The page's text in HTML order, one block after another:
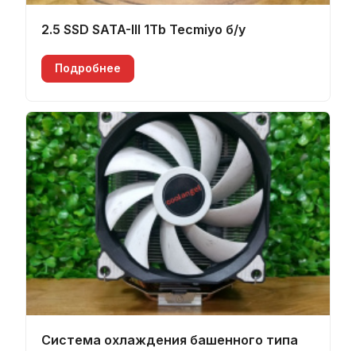
2.5 SSD SATA-III 1Tb Tecmiyo б/у
Подробнее
Система охлаждения башенного типа